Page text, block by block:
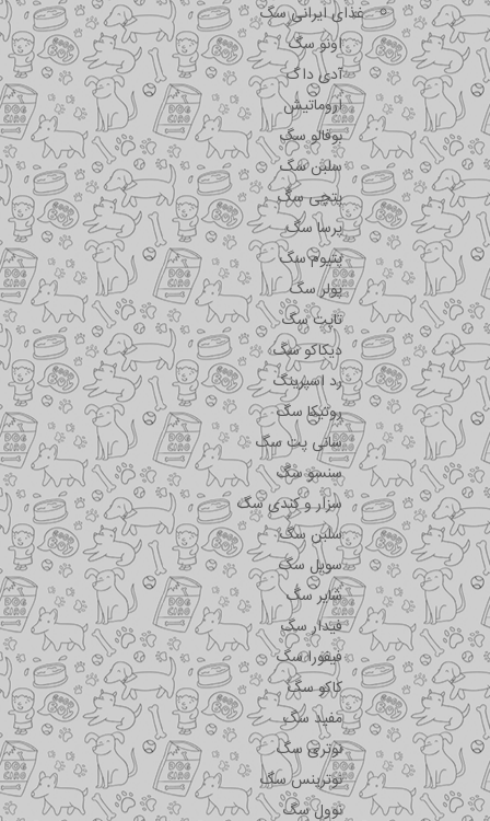
غذای ایرانی سگ
اونو سگ
آدی داگ
اروماتیش
بوفالو سگ
سلبن سگ
پتچی سگ
پرسا سگ
پتیوم سگ
پولر سگ
تاپت سگ
دیکاکو سگ
رد اسپرینگ
روتیکا سگ
سانی پت سگ
سنسو سگ
سزار و کندی سگ
سلبن سگ
سویل سگ
شایر سگ
فیدار سگ
فیفورا سگ
کاکو سگ
مفید سگ
نوتری سگ
نوترینس سگ
نوول سگ